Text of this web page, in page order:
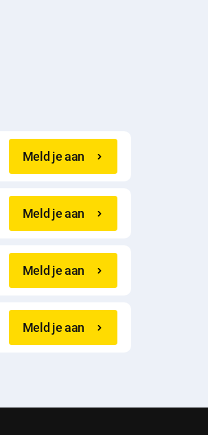
Meld je aan
Meld je aan
Meld je aan
Meld je aan